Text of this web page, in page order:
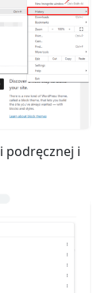
podręcznej i